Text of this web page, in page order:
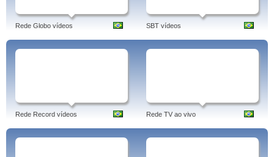
Rede Globo vídeos SBT vídeos
Rede Record vídeos Rede TV ao vivo